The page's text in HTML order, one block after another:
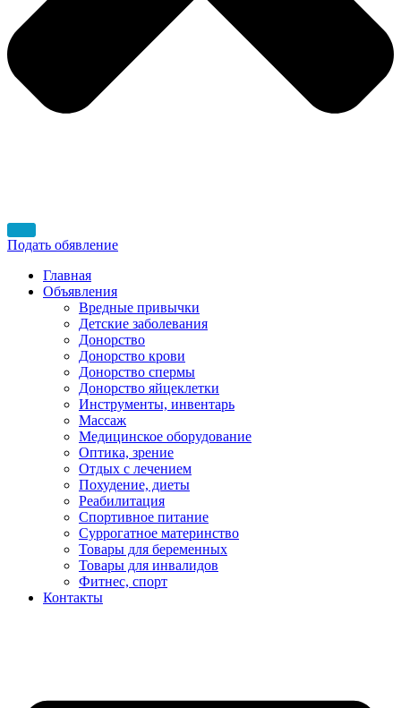
Подать обявление
Главная
Объявления
Вредные привычки
Детские заболевания
Донорство
Донорство крови
Донорство спермы
Донорство яйцеклетки
Инструменты, инвентарь
Массаж
Медицинское оборудование
Оптика, зрение
Отдых с лечением
Похудение, диеты
Реабилитация
Спортивное питание
Суррогатное материнство
Товары для беременных
Товары для инвалидов
Фитнес, спорт
Контакты